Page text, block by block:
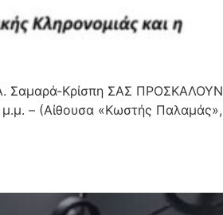
Σαμαρά-Κρίσπη ΣΑΣ ΠΡΟΣΚΑΛΟΥΝ
– (Αίθουσα «Κωστής Παλαμάς»,